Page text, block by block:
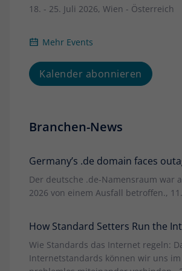
18. - 25. Juli 2026, Wien - Österreich
Mehr Events
Kalender abonnieren
Branchen-News
Germany’s .de domain faces
Der deutsche .de-Namensraum war
2026 von einem Ausfall betroffen.,
How Standard Setters Run the
Wie Standards das Internet regeln:
Internetstandards können wir uns